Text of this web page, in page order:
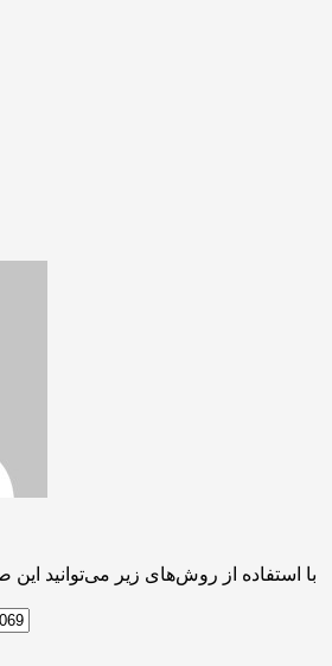
با استفاده از روش‌های زیر می‌توانید این